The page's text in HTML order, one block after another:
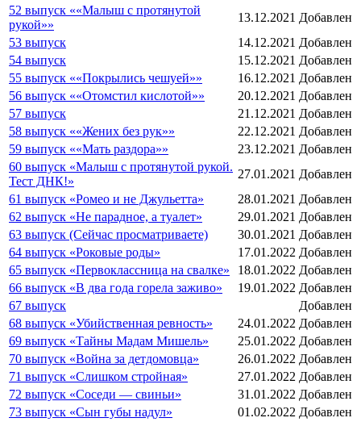
52 выпуск ««Малыш с протянутой
рукой»»
13.12.2021 Добавлен
53 выпуск
14.12.2021 Добавлен
54 выпуск
15.12.2021 Добавлен
55 выпуск ««Покрылись чешуей»»
16.12.2021 Добавлен
56 выпуск ««Отомстил кислотой»»
20.12.2021 Добавлен
57 выпуск
21.12.2021 Добавлен
58 выпуск ««Жених без рук»»
22.12.2021 Добавлен
59 выпуск ««Мать раздора»»
23.12.2021 Добавлен
60 выпуск «Малыш с протянутой рукой.
Тест ДНК!»
27.01.2021 Добавлен
61 выпуск «Ромео и не Джульетта»
28.01.2021 Добавлен
62 выпуск «Не парадное, а туалет»
29.01.2021 Добавлен
63 выпуск (Сейчас просматриваете)
30.01.2021 Добавлен
64 выпуск «Роковые роды»
17.01.2022 Добавлен
65 выпуск «Первоклассница на свалке»
18.01.2022 Добавлен
66 выпуск «В два года горела заживо»
19.01.2022 Добавлен
67 выпуск
Добавлен
68 выпуск «Убийственная ревность»
24.01.2022 Добавлен
69 выпуск «Тайны Мадам Мишель»
25.01.2022 Добавлен
70 выпуск «Война за детдомовца»
26.01.2022 Добавлен
71 выпуск «Слишком стройная»
27.01.2022 Добавлен
72 выпуск «Соседи — свиньи»
31.01.2022 Добавлен
73 выпуск «Сын губы надул»
01.02.2022 Добавлен